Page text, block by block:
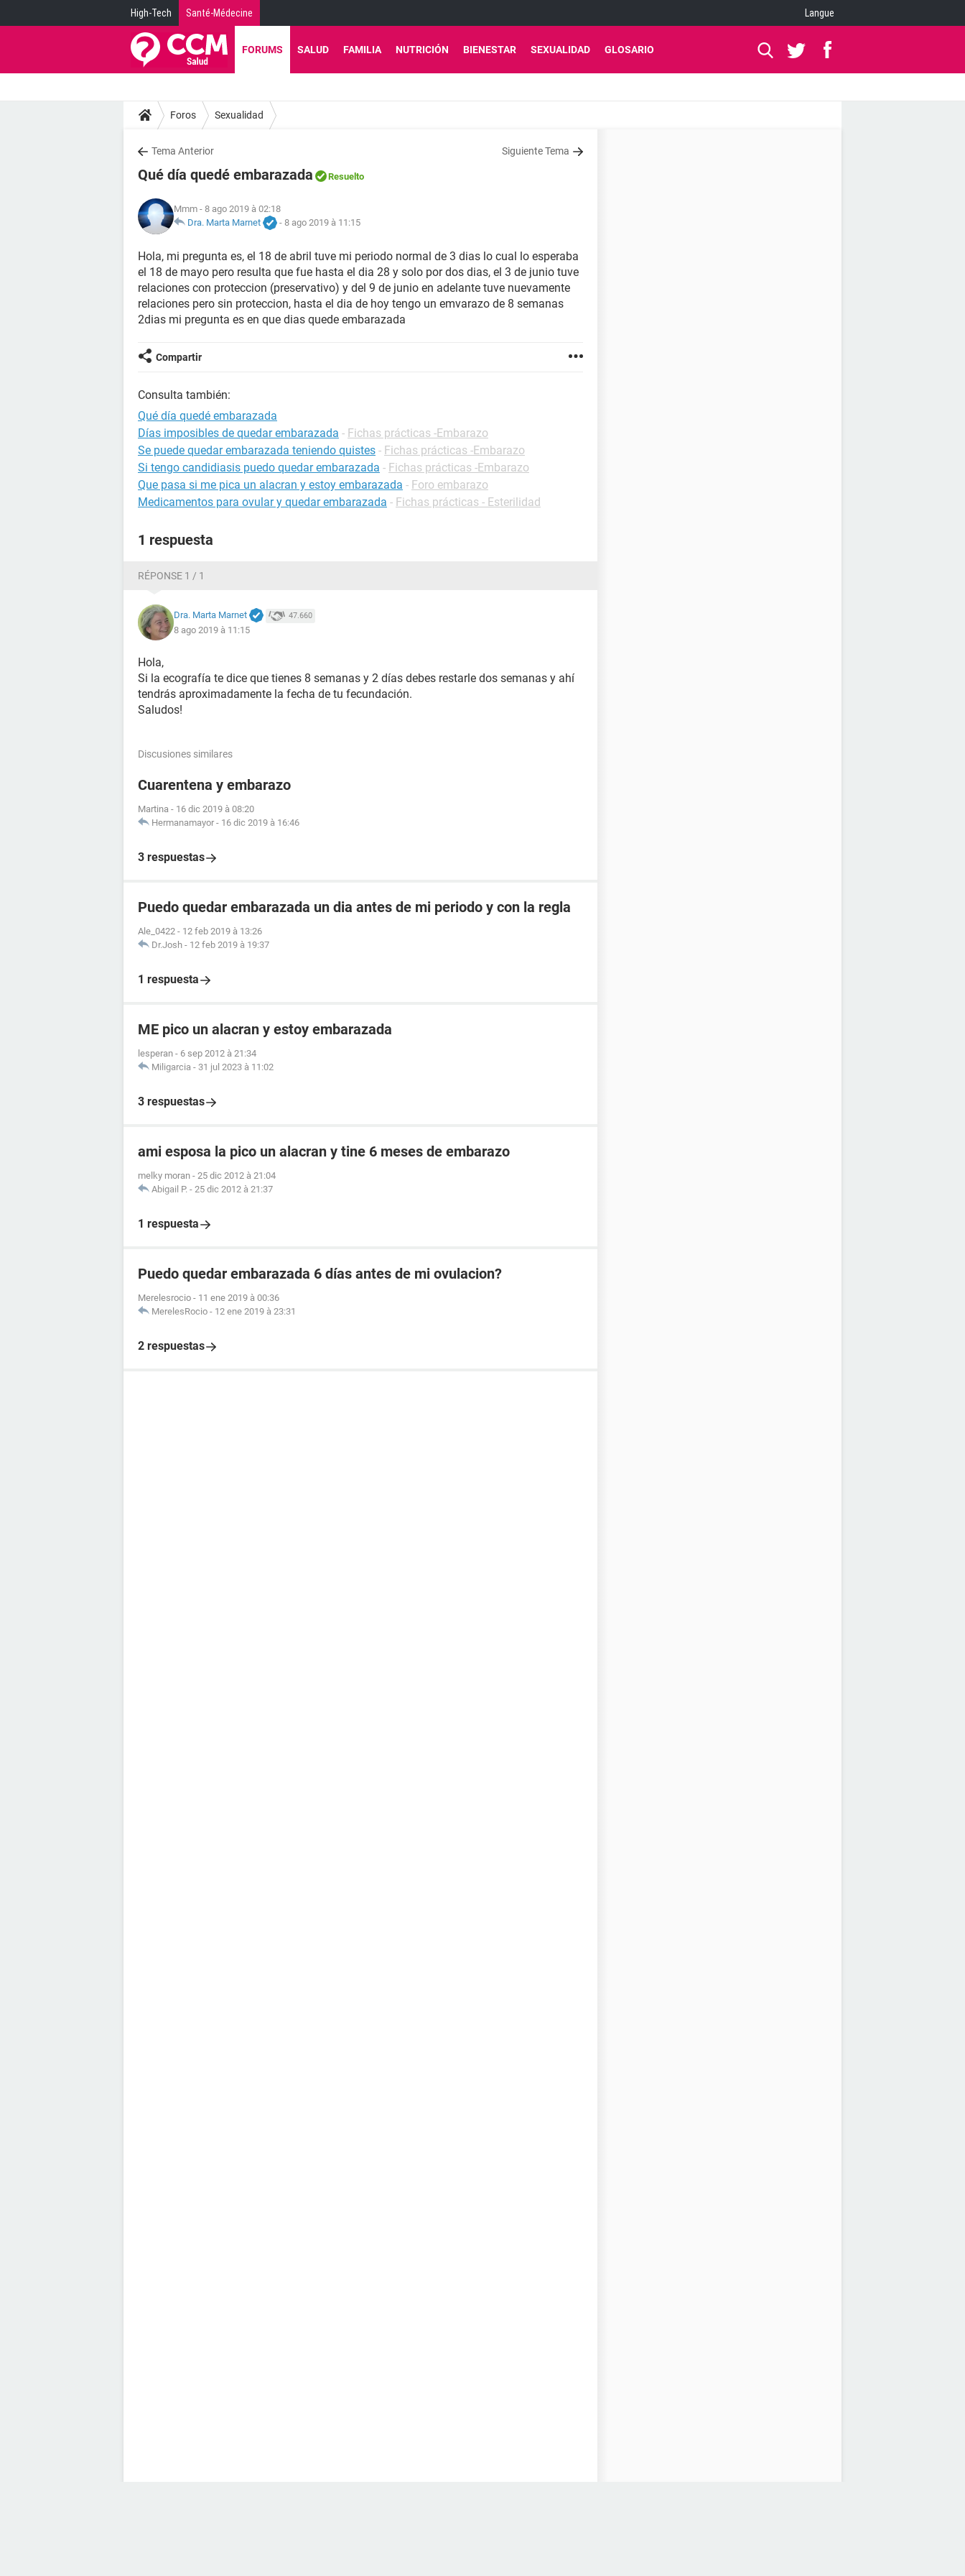
High-Tech Santé-Médecine Langue
FORUMS SALUD FAMILIA NUTRICIÓN BIENESTAR SEXUALIDAD GLOSARIO
Foros Sexualidad
Tema Anterior Siguiente Tema
Qué día quedé embarazada Resuelto
Mmm - 8 ago 2019 à 02:18
Dra. Marta Marnet
- 8 ago 2019 à 11:15
Hola, mi pregunta es, el 18 de abril tuve mi periodo normal de 3 dias lo cual lo esperaba
el 18 de mayo pero resulta que fue hasta el dia 28 y solo por dos dias, el 3 de junio tuve
relaciones con proteccion (preservativo) y del 9 de junio en adelante tuve nuevamente
relaciones pero sin proteccion, hasta el dia de hoy tengo un emvarazo de 8 semanas
2dias mi pregunta es en que dias quede embarazada
Compartir
Consulta también:
Qué día quedé embarazada
Días imposibles de quedar embarazada - Fichas prácticas -Embarazo
Se puede quedar embarazada teniendo quistes - Fichas prácticas -Embarazo
Si tengo candidiasis puedo quedar embarazada - Fichas prácticas -Embarazo
Que pasa si me pica un alacran y estoy embarazada - Foro embarazo
Medicamentos para ovular y quedar embarazada - Fichas prácticas - Esterilidad
1 respuesta
RÉPONSE 1 / 1
Dra. Marta Marnet 47.660
8 ago 2019 à 11:15
Hola,
Si la ecografía te dice que tienes 8 semanas y 2 días debes restarle dos semanas y ahí
tendrás aproximadamente la fecha de tu fecundación.
Saludos!
Discusiones similares
Cuarentena y embarazo
Martina - 16 dic 2019 à 08:20
Hermanamayor - 16 dic 2019 à 16:46
3 respuestas
Puedo quedar embarazada un dia antes de mi periodo y con la regla
Ale_0422 - 12 feb 2019 à 13:26
Dr.Josh - 12 feb 2019 à 19:37
1 respuesta
ME pico un alacran y estoy embarazada
lesperan - 6 sep 2012 à 21:34
Miligarcia - 31 jul 2023 à 11:02
3 respuestas
ami esposa la pico un alacran y tine 6 meses de embarazo
melky moran - 25 dic 2012 à 21:04
Abigail P. - 25 dic 2012 à 21:37
1 respuesta
Puedo quedar embarazada 6 días antes de mi ovulacion?
Merelesrocio - 11 ene 2019 à 00:36
MerelesRocio - 12 ene 2019 à 23:31
2 respuestas